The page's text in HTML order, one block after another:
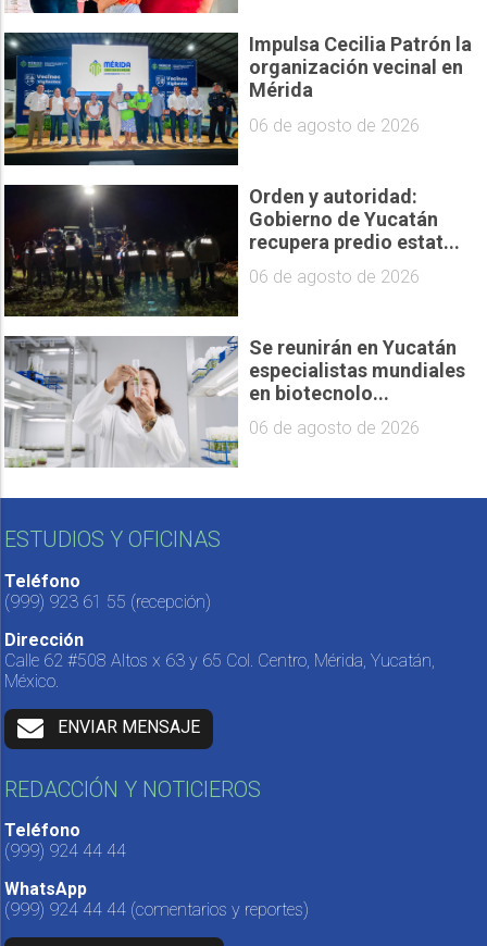
Impulsa Cecilia Patrón la
organización vecinal en
Mérida
06 de agosto de 2026
Orden y autoridad:
Gobierno de Yucatán
recupera predio estat...
06 de agosto de 2026
Se reunirán en Yucatán
especialistas mundiales
en biotecnolo...
06 de agosto de 2026
ESTUDIOS Y OFICINAS
Teléfono
(999) 923 61 55 (recepción)
Dirección
Calle 62 #508 Altos x 63 y 65 Col. Centro, Mérida, Yucatán,
México.
ENVIAR MENSAJE
REDACCIÓN Y NOTICIEROS
Teléfono
(999) 924 44 44
WhatsApp
(999) 924 44 44 (comentarios y reportes)